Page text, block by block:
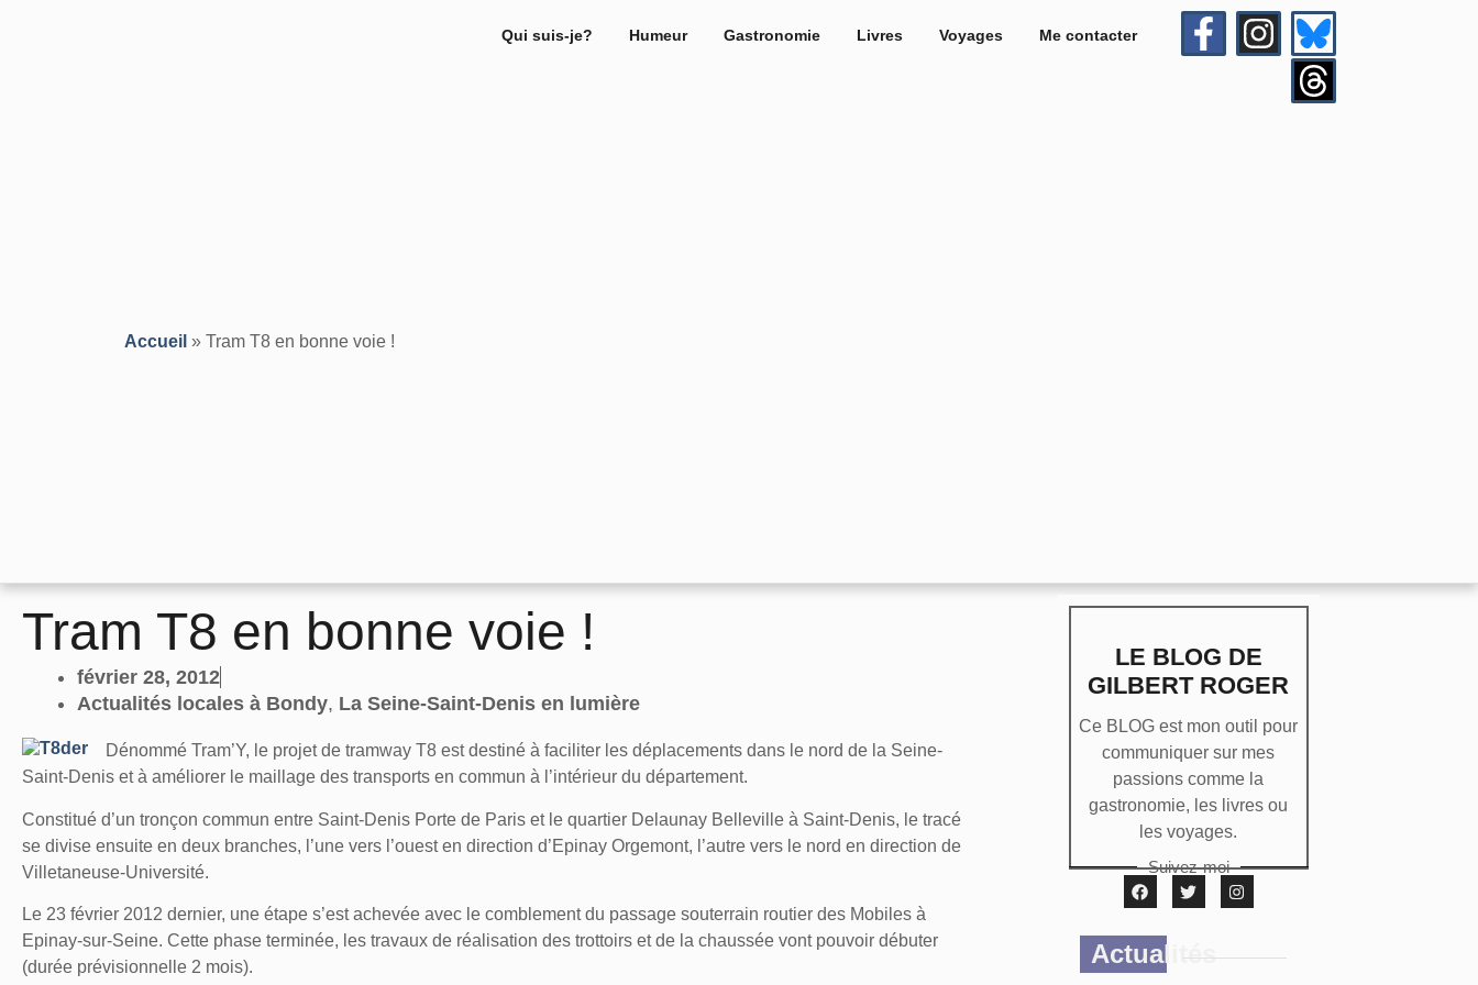
Qui suis-je? Humeur Gastronomie Livres Voyages Me contacter
Accueil » Tram T8 en bonne voie !
Tram T8 en bonne voie !
février 28, 2012
Actualités locales à Bondy, La Seine-Saint-Denis en lumière
Dénommé Tram’Y, le projet de tramway T8 est destiné à faciliter les déplacements dans le nord de la Seine-
Saint-Denis et à améliorer le maillage des transports en commun à l’intérieur du département.
Constitué d’un tronçon commun entre Saint-Denis Porte de Paris et le quartier Delaunay Belleville à Saint-Denis, le tracé
se divise ensuite en deux branches, l’une vers l’ouest en direction d’Epinay Orgemont, l’autre vers le nord en direction de
Villetaneuse-Université.
Le 23 février 2012 dernier, une étape s’est achevée avec le comblement du passage souterrain routier des Mobiles à
Epinay-sur-Seine. Cette phase terminée, les travaux de réalisation des trottoirs et de la chaussée vont pouvoir débuter
(durée prévisionnelle 2 mois).
LE BLOG DE
GILBERT ROGER
Ce BLOG est mon outil pour
communiquer sur mes
passions comme la
gastronomie, les livres ou
les voyages.
Suivez-moi
Actualités